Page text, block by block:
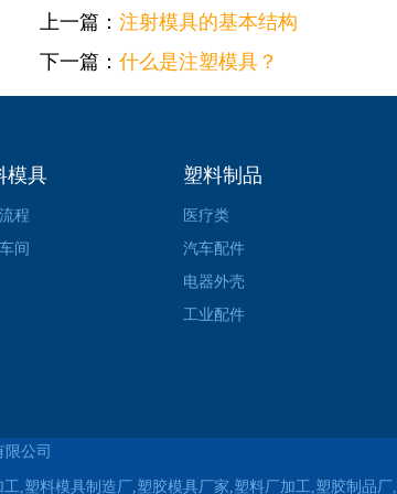
上一篇： 注射模具的基本结构
下一篇： 什么是注塑模具？
模具
程
间
塑料制品
医疗类
汽车配件
电器外壳
工业配件
公司
,塑料模具制造厂,塑胶模具厂家,塑料厂加工,塑胶制品厂